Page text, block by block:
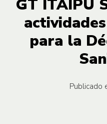
GT ITAIPU
para la
Publicado